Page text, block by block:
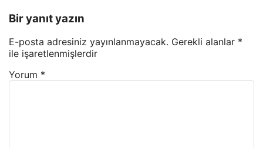
Bir yanıt yazın
E-posta adresiniz yayınlanmayacak. Gerekli alanlar *
ile işaretlenmişlerdir
Yorum *